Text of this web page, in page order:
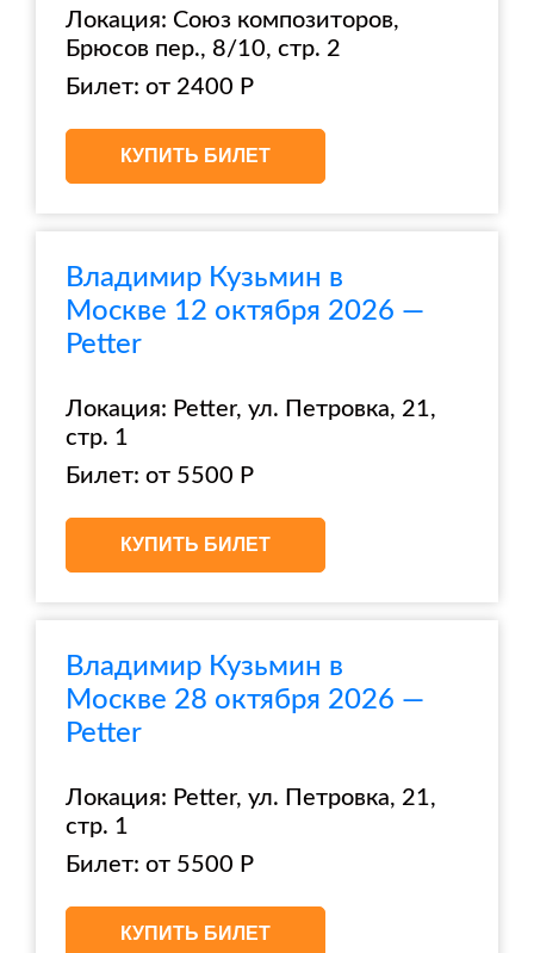
Локация: Союз композиторов,
Брюсов пер., 8/10, стр. 2
Билет: от 2400 Р
КУПИТЬ БИЛЕТ
Владимир Кузьмин в
Москве 12 октября 2026 —
Petter
Локация: Petter, ул. Петровка, 21,
стр. 1
Билет: от 5500 Р
КУПИТЬ БИЛЕТ
Владимир Кузьмин в
Москве 28 октября 2026 —
Petter
Локация: Petter, ул. Петровка, 21,
стр. 1
Билет: от 5500 Р
КУПИТЬ БИЛЕТ